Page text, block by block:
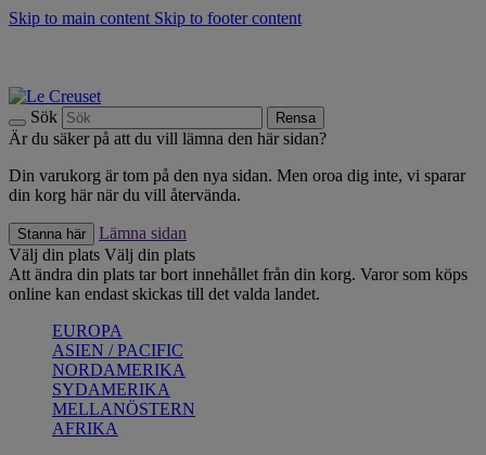
Skip to main content Skip to footer content
Sök Rensa
Är du säker på att du vill lämna den här sidan?
Din varukorg är tom på den nya sidan. Men oroa dig inte, vi sparar
din korg här när du vill återvända.
Stanna här
Lämna sidan
Välj din plats Välj din plats
Att ändra din plats tar bort innehållet från din korg. Varor som köps
online kan endast skickas till det valda landet.
EUROPA
ASIEN / PACIFIC
NORDAMERIKA
SYDAMERIKA
MELLANÖSTERN
AFRIKA